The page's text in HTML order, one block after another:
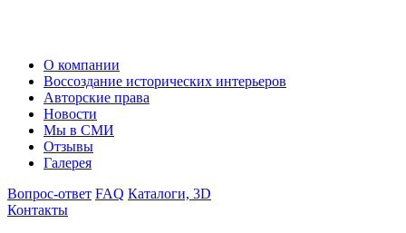
О компании
Воссоздание исторических интерьеров
Авторские права
Новости
Мы в СМИ
Отзывы
Галерея
Вопрос-ответ FAQ Каталоги, 3D
Контакты